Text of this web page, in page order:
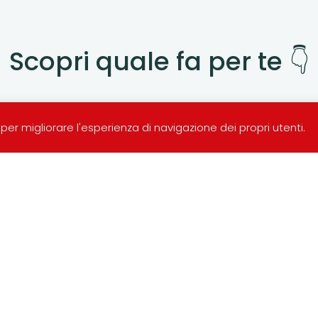
Scopri quale fa per te 👇
migliorare l'esperienza di navigazione dei propri utenti.